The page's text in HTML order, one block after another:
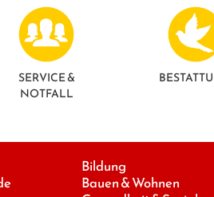
SERVICE &
NOTFALL
Bildung
Bauen & Wohnen